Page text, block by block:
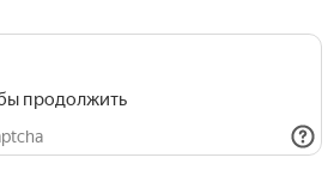
продолжить